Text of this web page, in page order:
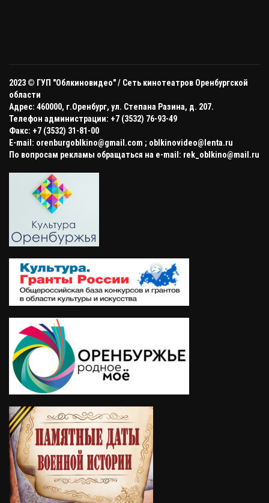
2023 © ГУП "Облкиновидео" / Сеть кинотеатров Оренбургской
области
Адрес: 460000, г.Оренбург, ул. Степана Разина, д. 207.
Телефон администрации: +7 (3532) 76-93-49
Факс: +7 (3532) 31-81-00
E-mail: orenburgoblkino@gmail.com ; oblkinovideo@lenta.ru
По вопросам рекламы обращаться на e-mail: rek_oblkino@mail.ru